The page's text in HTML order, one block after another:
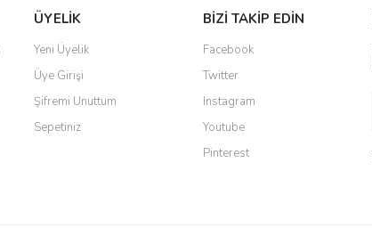
ÜYELİK
Yeni Üyelik
Üye Girişi
Şifremi Unuttum
Sepetiniz
BİZİ TAKİP EDİN
Facebook
Twitter
Instagram
Youtube
Pinterest